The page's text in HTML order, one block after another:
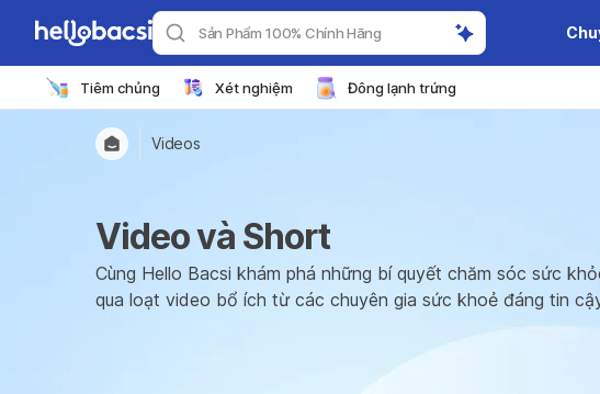
Sản Phẩm 100% Chính Hãng
Tiêm chủng Xét nghiệm Đông lạnh trứng
Videos
Video và Short
Cùng Hello Bacsi khám phá những bí quyết chăm sóc sức
qua loạt video bổ ích từ các chuyên gia sức khoẻ đáng tin